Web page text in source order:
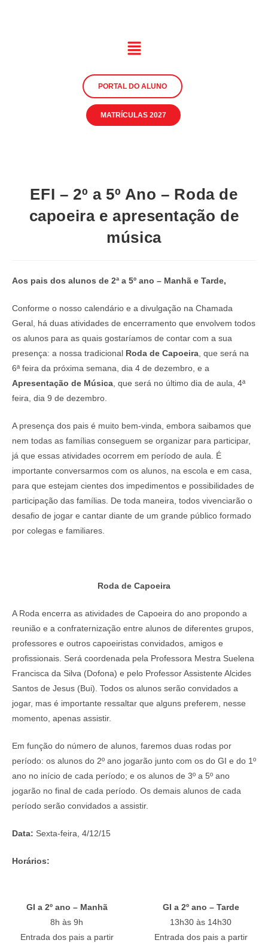
PORTAL DO ALUNO
MATRÍCULAS 2027
EFI – 2º a 5º Ano – Roda de
capoeira e apresentação de
música
Aos pais dos alunos de 2ª a 5º ano – Manhã e Tarde,
Conforme o nosso calendário e a divulgação na Chamada
Geral, há duas atividades de encerramento que envolvem todos
os alunos para as quais gostaríamos de contar com a sua
presença: a nossa tradicional Roda de Capoeira, que será na
6ª feira da próxima semana, dia 4 de dezembro, e a
Apresentação de Música, que será no último dia de aula, 4ª
feira, dia 9 de dezembro.
A presença dos pais é muito bem-vinda, embora saibamos que
nem todas as famílias conseguem se organizar para participar,
já que essas atividades ocorrem em período de aula. É
importante conversarmos com os alunos, na escola e em casa,
para que estejam cientes dos impedimentos e possibilidades de
participação das famílias. De toda maneira, todos vivenciarão o
desafio de jogar e cantar diante de um grande público formado
por colegas e familiares.
Roda de Capoeira
A Roda encerra as atividades de Capoeira do ano propondo a
reunião e a confraternização entre alunos de diferentes grupos,
professores e outros capoeiristas convidados, amigos e
profissionais. Será coordenada pela Professora Mestra Suelena
Francisca da Silva (Dofona) e pelo Professor Assistente Alcides
Santos de Jesus (Bui). Todos os alunos serão convidados a
jogar, mas é importante ressaltar que alguns preferem, nesse
momento, apenas assistir.
Em função do número de alunos, faremos duas rodas por
período: os alunos do 2º ano jogarão junto com os do GI e do 1º
ano no início de cada período; e os alunos de 3º a 5º ano
jogarão no final de cada período. Os demais alunos de cada
período serão convidados a assistir.
Data: Sexta-feira, 4/12/15
Horários:
GI a 2º ano – Manhã
8h às 9h
Entrada dos pais a partir
GI a 2º ano – Tarde
13h30 às 14h30
Entrada dos pais a partir